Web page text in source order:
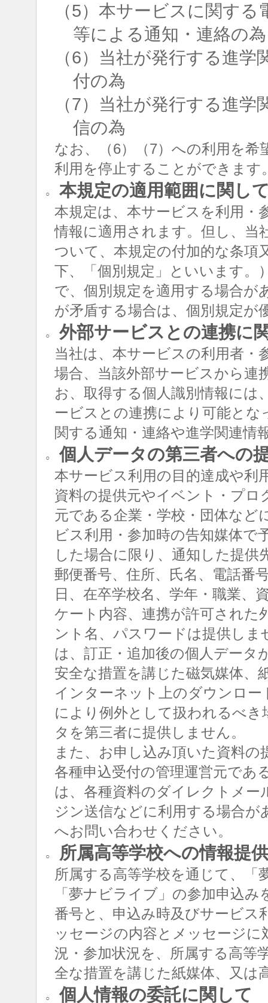
（5）本サービスに関す
等による通知・連絡の為
（6）当社が発行する進
付の為
（7）当社が発行する進
信の為
なお、（6）（7）への利用を
利用を停止することができます
○ 本規定の適用範囲に関し
本規定は、本サービスを利用・
情報に適用されます。但し、当
ついて、本規定の付加的な条項
下、「個別規定」といいます。
で、個別規定を適用する場合が
が矛盾する場合は、個別規定が
○ 外部サービスとの連携に
当社は、本サービスの利用者・
場合、当該外部サービスから連
お、取得する個人識別情報には
ービスとの連携により可能と
関する通知・連絡や進学関連情
○ 個人データの第三者への
本サービス利用の目的達成や利
資料の提供元やイベント・プロ
元である企業・学校・団体など
ビス利用・参加時の告知媒体で
した場合に限り、通知した提
郵便番号、住所、氏名、電話番
日、在卒学校名、学年・職業、
ケート内容、連携が許可された
ント名、パスワードは提供し
は、訂正・追加後の個人データ
安全な措置を講じた磁気媒体、
インターネット上のダウンロ
により例外として扱われるべ
タを第三者に提供しません。
また、お申し込み頂いた資料
各種申込受付の管理運営元であ
は、各種資料のダイレクトメー
ジン送信などに利用する場合
へお問い合わせください。
○ 所属高等学校への情報提
所属する高等学校を通じて、「
「夢ナビライブ」の参加申込
番号と、申込み時及びサービス
ッセージの内容とメッセージ
況・参加状況を、所属する高等
全な措置を講じた紙媒体、又は
○ 個人情報の委託に関して